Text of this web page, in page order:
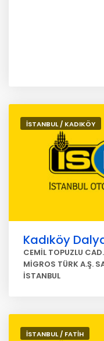
İSTANBUL / KADIKÖY
Kadıköy
CEMİL TOPUZLU
MİGROS TÜRK A.Ş.
İSTANBUL
İSTANBUL / FATİH